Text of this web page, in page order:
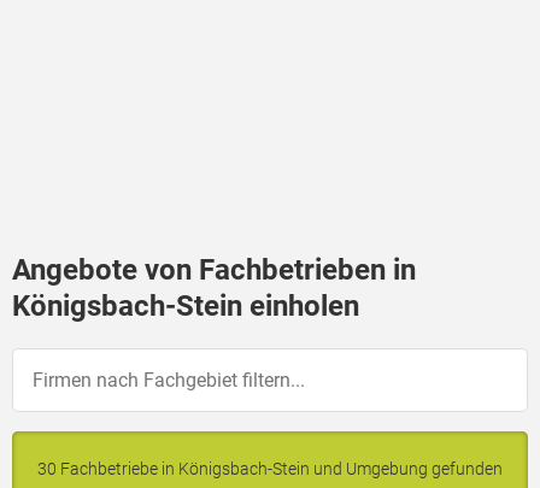
Angebote von Fachbetrieben in
Königsbach-Stein einholen
30 Fachbetriebe in Königsbach-Stein und Umgebung gefunden